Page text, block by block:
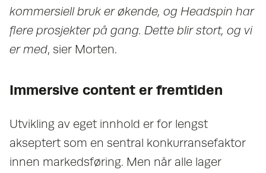
kommersiell bruk er økende, og Headspin har
flere prosjekter på gang. Dette blir stort, og vi
er med, sier Morten.
Immersive content er fremtiden
Utvikling av eget innhold er for lengst
akseptert som en sentral konkurransefaktor
innen markedsføring. Men når alle lager